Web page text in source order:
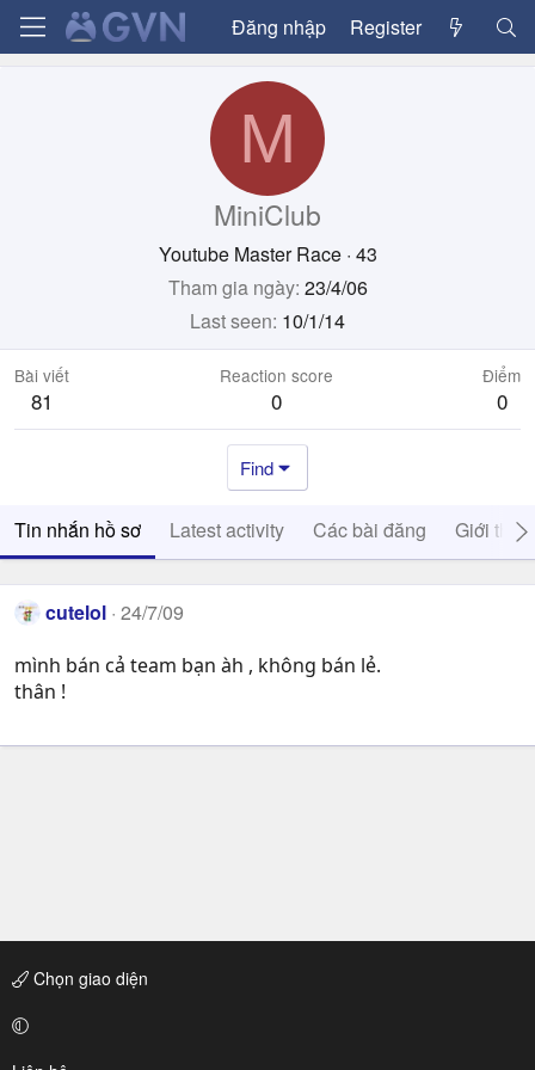
Đăng nhập Register
M
MiniClub
Youtube Master Race · 43
Tham gia ngày 23/4/06
Last seen 10/1/14
Bài viết
81
Reaction score
0
Điểm
0
Find
Tin nhắn hồ sơ Latest activity Các bài đăng Giới thiệu
cutelol 24/7/09
mình bán cả team bạn àh , không bán lẻ.
thân !
Chọn giao diện